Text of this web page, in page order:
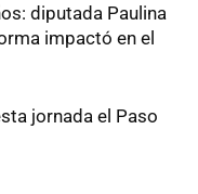
diputada Paulina
impactó en el
jornada el Paso